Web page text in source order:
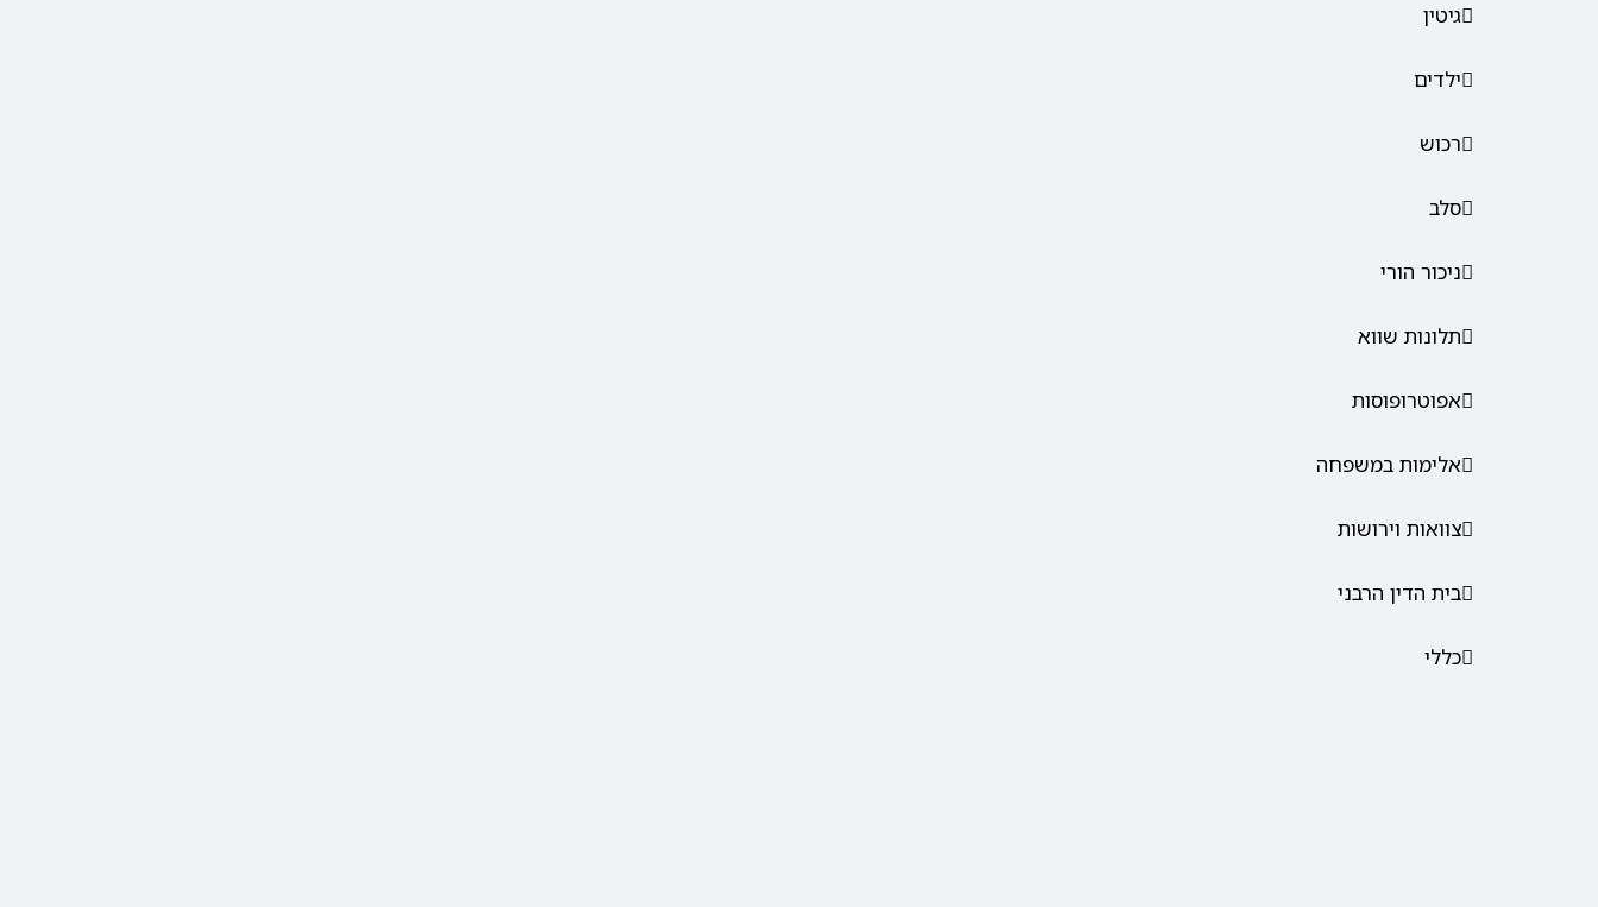
גיטין
ילדים
רכוש
סלב
ניכור הורי
תלונות שווא
אפוטרופוסות
אלימות במשפחה
צוואות וירושות
בית הדין הרבני
כללי